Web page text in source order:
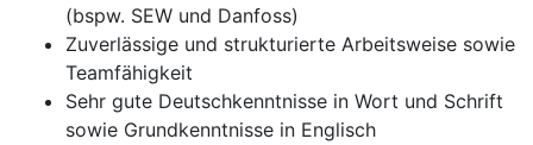
(bspw. SEW und Danfoss)
Zuverlässige und strukturierte Arbeitsweise sowie
Teamfähigkeit
Sehr gute Deutschkenntnisse in Wort und Schrift
sowie Grundkenntnisse in Englisch